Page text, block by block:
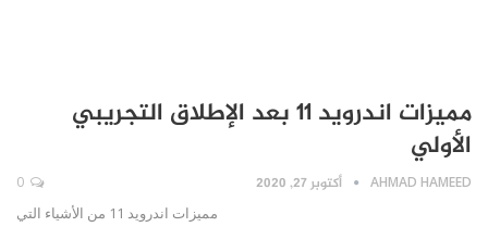
مميزات اندرويد 11 بعد الإطلاق التجريبي
الأولي
AHMAD HAMEED أكتوبر 27, 2020
مميزات اندرويد 11 من الأشياء التي